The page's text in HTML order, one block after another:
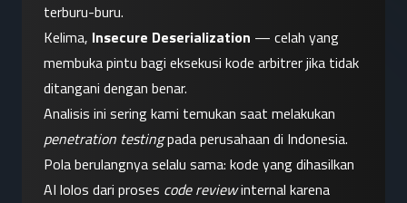
terburu-buru.
Kelima, Insecure Deserialization — celah yang
membuka pintu bagi eksekusi kode arbitrer jika tidak
ditangani dengan benar.
penetration testing pada perusahaan di Indonesia.
Pola berulangnya selalu sama: kode yang dihasilkan
AI lolos dari proses code review internal karena